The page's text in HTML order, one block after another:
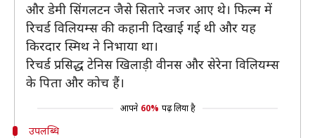
और डेमी सिंगलटन जैसे सितारे नजर आए थे। फिल्म में
रिचर्ड विलियम्स की कहानी दिखाई गई थी और यह
किरदार स्मिथ ने निभाया था।
रिचर्ड प्रसिद्ध टेनिस खिलाड़ी वीनस और सेरेना विलियम्स
के पिता और कोच हैं।
आपने 60% पढ़ लिया है
उपलब्धि